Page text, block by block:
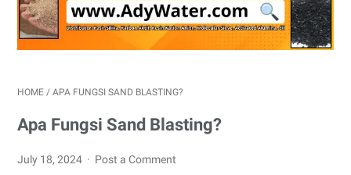
HOME / APA FUNGSI SAND BLASTING?
Apa Fungsi Sand Blasting?
July 18, 2024 Post a Comment